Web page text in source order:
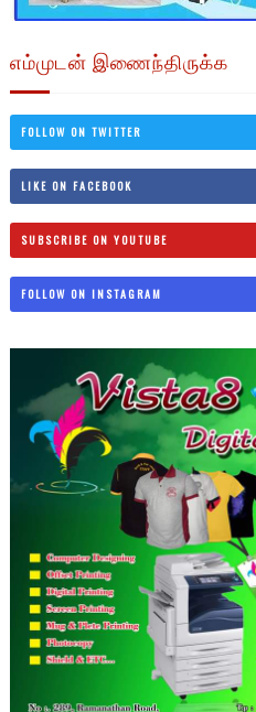
எம்முடன் இணைந்திருக்க
FOLLOW ON TWITTER
LIKE ON FACEBOOK
SUBSCRIBE ON YOUTUBE
FOLLOW ON INSTAGRAM